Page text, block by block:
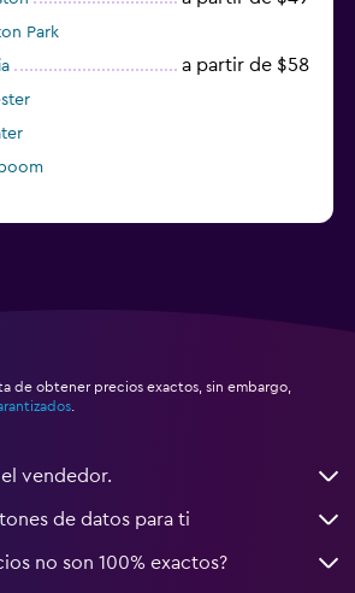
Park
a partir de $58
de obtener precios exactos, sin embargo,
vendedor.
de datos para ti
no son 100% exactos?